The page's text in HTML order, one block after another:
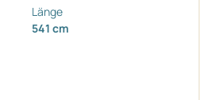
Länge
541 cm